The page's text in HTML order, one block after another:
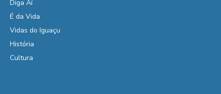
Diga Aí
É da Vida
Vidas do Iguaçu
História
Cultura